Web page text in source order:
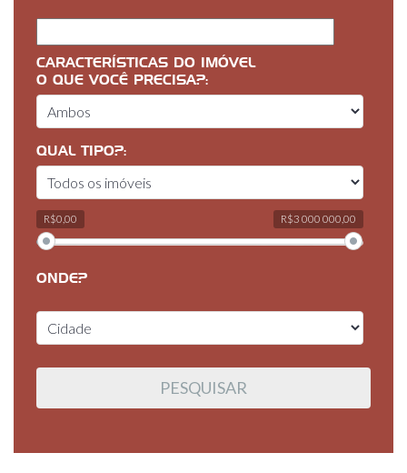
CARACTERÍSTICAS DO IMÓVEL
O QUE VOCÊ PRECISA?:
QUAL TIPO?:
R$0,00 R$3 000 000,00
ONDE?